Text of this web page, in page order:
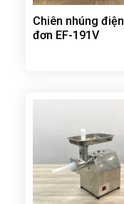
Chiên nhúng điện
đơn EF-191V